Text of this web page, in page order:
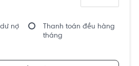
nợ
Thanh toán đều hàng
tháng